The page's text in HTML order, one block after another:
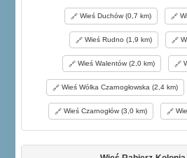
Wieś Duchów (0,7 km)
Wieś Rudno (1,9 km)
Wieś Walentów (2,0 km)
Wieś Wólka Czarnogłowska (2,4 km)
Wieś Czarnogłów (3,0 km)